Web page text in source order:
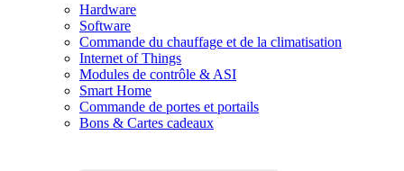
Hardware
Software
Commande du chauffage et de la climatisation
Internet of Things
Modules de contrôle & ASI
Smart Home
Commande de portes et portails
Bons & Cartes cadeaux